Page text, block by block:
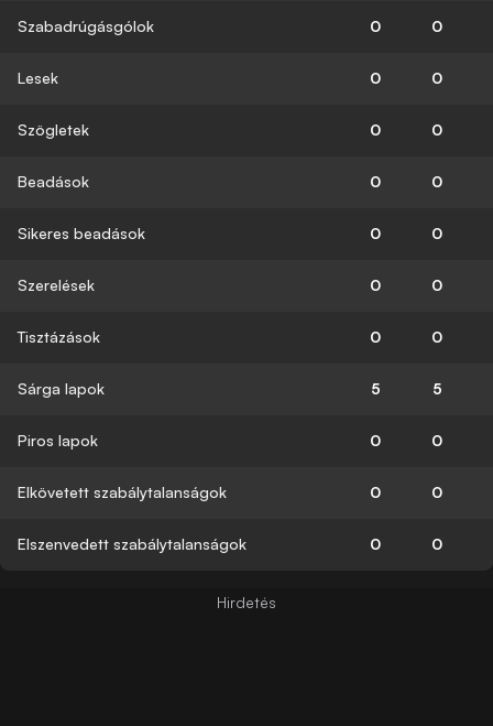
Szabadrúgásgólok 0 0
Lesek 0 0
Szögletek 0 0
Beadások 0 0
Sikeres beadások 0 0
Szerelések 0 0
Tisztázások 0 0
Sárga lapok 5 5
Piros lapok 0 0
Elkövetett szabálytalanságok 0 0
Elszenvedett szabálytalanságok 0 0